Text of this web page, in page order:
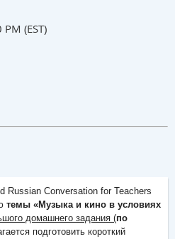
(EST)
Conversation for Teachers
темы «Музыка и кино в условиях
домашнего задания (по
подготовить короткий